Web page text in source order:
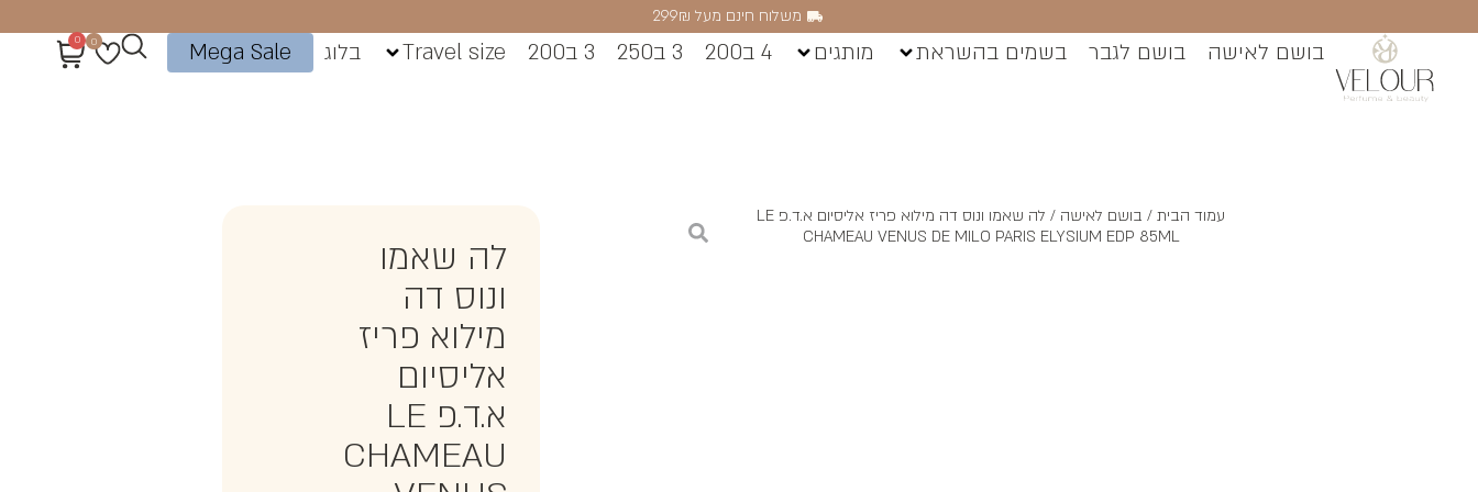
משלוח חינם מעל 299₪
בושם לאישה בושם לגבר בשמים בהשראת מותגים 4 ב200 3 ב250 3 ב200 Travel size בלוג Mega Sale
0
0
עמוד הבית/ בושם לאישה
/ לה שאמו ונוס דה מילוא פריז אליסיום א.ד.פ LE
CHAMEAU VENUS DE MILO PARIS ELYSIUM EDP 85ML
לה שאמו
ונוס דה
מילוא פריז
אליסיום
א.ד.פ LE
CHAMEAU